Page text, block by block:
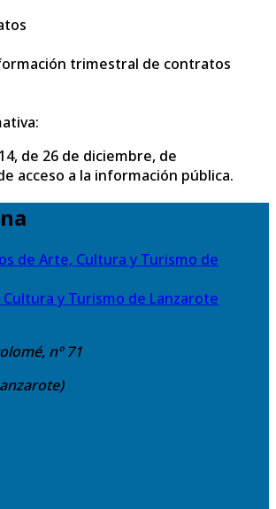
trimestral de contratos
de 26 de diciembre, de
acceso a la información pública.
y Turismo de Lanzarote
nº 71